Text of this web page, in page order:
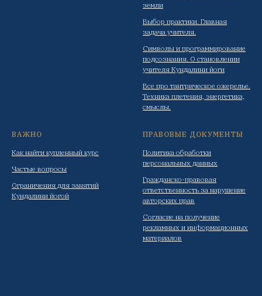
земли
Выбор практики. Главная
задача учителя.
Символы и программирование
подсознания. О становлении
учителя Кундалини йоги
Все про тантрическое ожерелье.
Техника плетения, энергетика,
смыслы.
ВАЖНО
Как найти купленный курс
Частые вопросы
Ограничения для занятий
Кундалини йогой
ПРАВОВЫЕ ДОКУМЕНТЫ
Политика обработки
персональных данных
Гражданско-правовая
ответственность за нарушение
авторских прав
Согласие на получение
рекламных и информационных
материалов